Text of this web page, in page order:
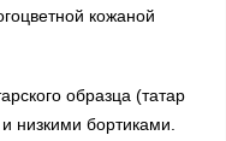
кожаной
образца (татар
низкими бортиками.